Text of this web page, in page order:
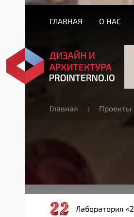
ГЛАВНАЯ О НАС
Главная Проекты
Лаборатория